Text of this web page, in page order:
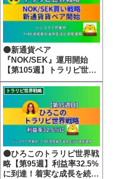
🟠新通貨ペア
『NOK/SEK』運用開始
【第105週】トラリピ世界
戦略
トラリピ世界戦略
🟠ひろこのトラリピ世界戦
略【第95週】利益率32.5%
に到達！着実な成長を続け